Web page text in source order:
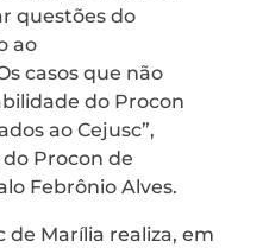
questões do
ao
casos que não
do Procon
ao Cejusc”,
Procon de
Febrônio Alves.
de Marília realiza, em